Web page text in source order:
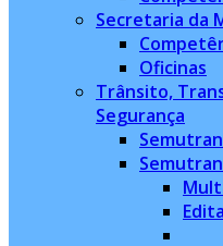
Secretaria da
Oficinas
Trânsito,
Segurança